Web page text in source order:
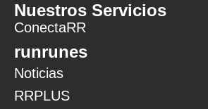
Nuestros Servicios
ConectaRR
runrunes
Noticias
RRPLUS